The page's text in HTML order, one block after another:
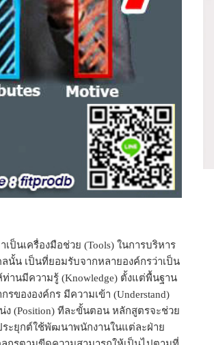
ป็นเครื่องมือช่วย (Tools) ในการบริหาร
นั้น เป็นที่ยอมรับจากหลายองค์กรว่าเป็น
านมีความรู้ (Knowledge) ตั้งแต่พื้นฐาน
ขององค์กร มีความเข้า (Understand)
(Position) ทีละขั้นตอน หลักสูตรจะช่วย
ระยุกต์ใช้พัฒนาพนักงานในแต่ละฝ่าย